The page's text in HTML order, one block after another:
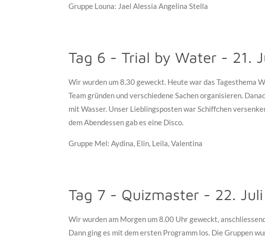
Gruppe Louna: Jael Alessia Angelina Stella
Tag 6 - Trial by Water - 21.
Wir wurden um 8.30 geweckt. Heute war das Tagesthema
Team gründen und verschiedene Sachen organisieren.
mit Wasser. Unser Lieblingsposten war Schiffchen
dem Abendessen gab es eine Disco.
Gruppe Mel: Aydina, Elin, Leila, Valentina
Tag 7 - Quizmaster - 22.
Wir wurden am Morgen um 8.00 Uhr geweckt,
Dann ging es mit dem ersten Programm los. Die Gruppen